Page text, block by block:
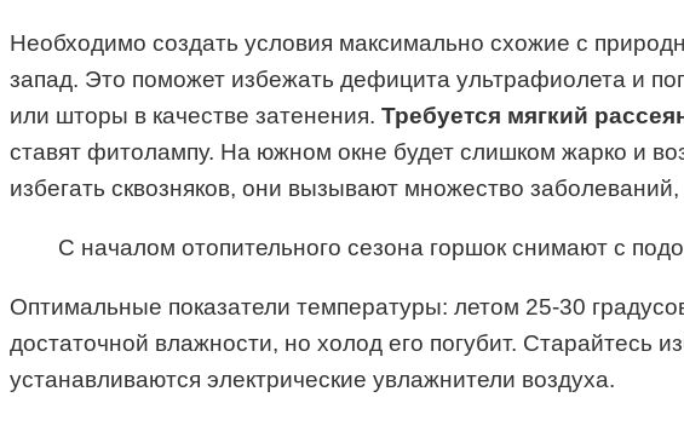
Необходимо создать условия максимально схожие с
запад. Это поможет избежать дефицита ультрафиолета и
или шторы в качестве затенения. Требуется мягкий
ставят фитолампу. На южном окне будет слишком жарко и
избегать сквозняков, они вызывают множество заболеваний,
С началом отопительного сезона горшок снимают с
Оптимальные показатели температуры: летом 25-30
достаточной влажности, но холод его погубит. Старайтесь
устанавливаются электрические увлажнители воздуха.